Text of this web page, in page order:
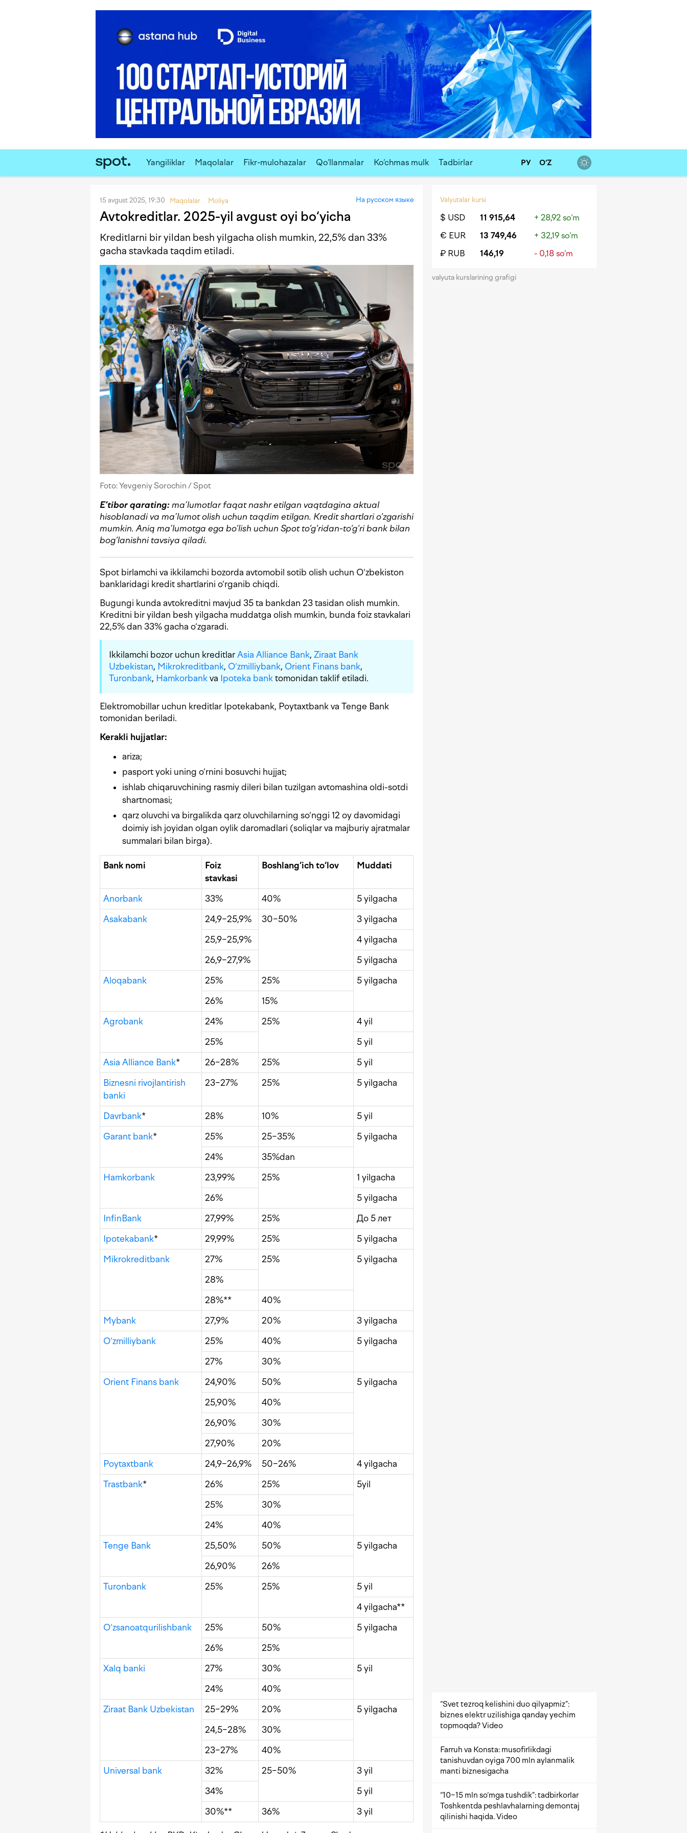
Yangiliklar Maqolalar Fikr-mulohazalar Qo‘llanmalar Ko‘chmas mulk Tadbirlar РУ O‘Z
15 avgust 2025, 19:30 Maqolalar Moliya На русском языке
Avtokreditlar. 2025-yil avgust oyi bo‘yicha
Kreditlarni bir yildan besh yilgacha olish mumkin, 22,5% dan 33%
gacha stavkada taqdim etiladi.
Foto: Yevgeniy Sorochin / Spot
E’tibor qarating: ma’lumotlar faqat nashr etilgan vaqtdagina aktual
hisoblanadi va ma’lumot olish uchun taqdim etilgan. Kredit shartlari o‘zgarishi
mumkin. Aniq ma’lumotga ega bo‘lish uchun Spot to‘g‘ridan-to‘g‘ri bank bilan
bog‘lanishni tavsiya qiladi.
Spot birlamchi va ikkilamchi bozorda avtomobil sotib olish uchun O‘zbekiston
banklaridagi kredit shartlarini o‘rganib chiqdi.
Bugungi kunda avtokreditni mavjud 35 ta bankdan 23 tasidan olish mumkin.
Kreditni bir yildan besh yilgacha muddatga olish mumkin, bunda foiz stavkalari
22,5% dan 33% gacha o‘zgaradi.
Ikkilamchi bozor uchun kreditlar Asia Alliance Bank, Ziraat Bank
Uzbekistan, Mikrokreditbank, O‘zmilliybank, Orient Finans bank,
Turonbank, Hamkorbank va Ipoteka bank tomonidan taklif etiladi.
Elektromobillar uchun kreditlar Ipotekabank, Poytaxtbank va Tenge Bank
tomonidan beriladi.
Kerakli hujjatlar:
ariza;
pasport yoki uning o‘rnini bosuvchi hujjat;
ishlab chiqaruvchining rasmiy dileri bilan tuzilgan avtomashina oldi-sotdi
shartnomasi;
qarz oluvchi va birgalikda qarz oluvchilarning so‘nggi 12 oy davomidagi
doimiy ish joyidan olgan oylik daromadlari (soliqlar va majburiy ajratmalar
summalari bilan birga).
Bank nomi
Foiz
stavkasi
Boshlang‘ich to‘lov Muddati
Anorbank 33% 40%
5 yilgacha
Asakabank
24,9−25,9% 30−50%
3 yilgacha
25,9−25,9%
4 yilgacha
26,9−27,9%
5 yilgacha
Aloqabank
25% 25%
5 yilgacha
26%
15%
Agrobank
24% 25%
4 yil
25%
5 yil
Asia Alliance Bank* 26−28% 25%
5 yil
Biznesni rivojlantirish
banki
23−27% 25% 5 yilgacha
Davrbank* 28% 10%
5 yil
Garant bank* 25% 25−35%
5 yilgacha
24%
35%dan
Hamkorbank
23,99% 25%
1 yilgacha
26%
5 yilgacha
InfinBank
27,99% 25%
До 5 лет
Ipotekabank* 29,99% 25%
5 yilgacha
Mikrokreditbank
27% 25%
5 yilgacha
28%
28%**
40%
Mybank
27,9% 20%
3 yilgacha
O‘zmilliybank
25% 40%
5 yilgacha
27%
30%
Orient Finans bank
24,90% 50%
5 yilgacha
25,90%
40%
26,90%
30%
27,90%
20%
Poytaxtbank
24,9−26,9% 50−26%
4 yilgacha
Trastbank* 26% 25%
5yil
25%
30%
24%
40%
Tenge Bank
25,50% 50%
5 yilgacha
26,90%
26%
Turonbank
25% 25%
5 yil
4 yilgacha**
O‘zsanoatqurilishbank
25% 50%
5 yilgacha
26%
25%
Xalq banki
27% 30%
5 yil
24%
40%
Ziraat Bank Uzbekistan
25−29% 20%
5 yilgacha
24,5−28%
30%
23−27%
40%
Universal bank
32% 25−50%
3 yil
34%
5 yil
30%**
36% 3 yil
Valyutalar kursi
$ USD 11 915,64
+ 28,92 so‘m
€ EUR
13 749,46
+ 32,19 so‘m
₽ RUB
146,19 - 0,18 so‘m
valyuta kurslarining grafigi
“Svet tezroq kelishini duo qilyapmiz”:
biznes elektr uzilishiga qanday yechim
topmoqda? Video
Farruh va Konsta: musofirlikdagi
tanishuvdan oyiga 700 mln aylanmalik
manti biznesigacha
“10−15 mln so‘mga tushdik”: tadbirkorlar
Toshkentda peshlavhalarning demontaj
qilinishi haqida. Video